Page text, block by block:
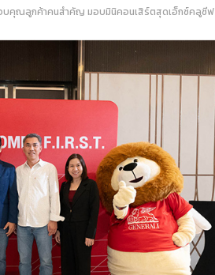
อบคุณลูกค้าคนสำคัญ มอบมินิคอนเสิร์ตสุดเอ็กซ์คลูซีฟ